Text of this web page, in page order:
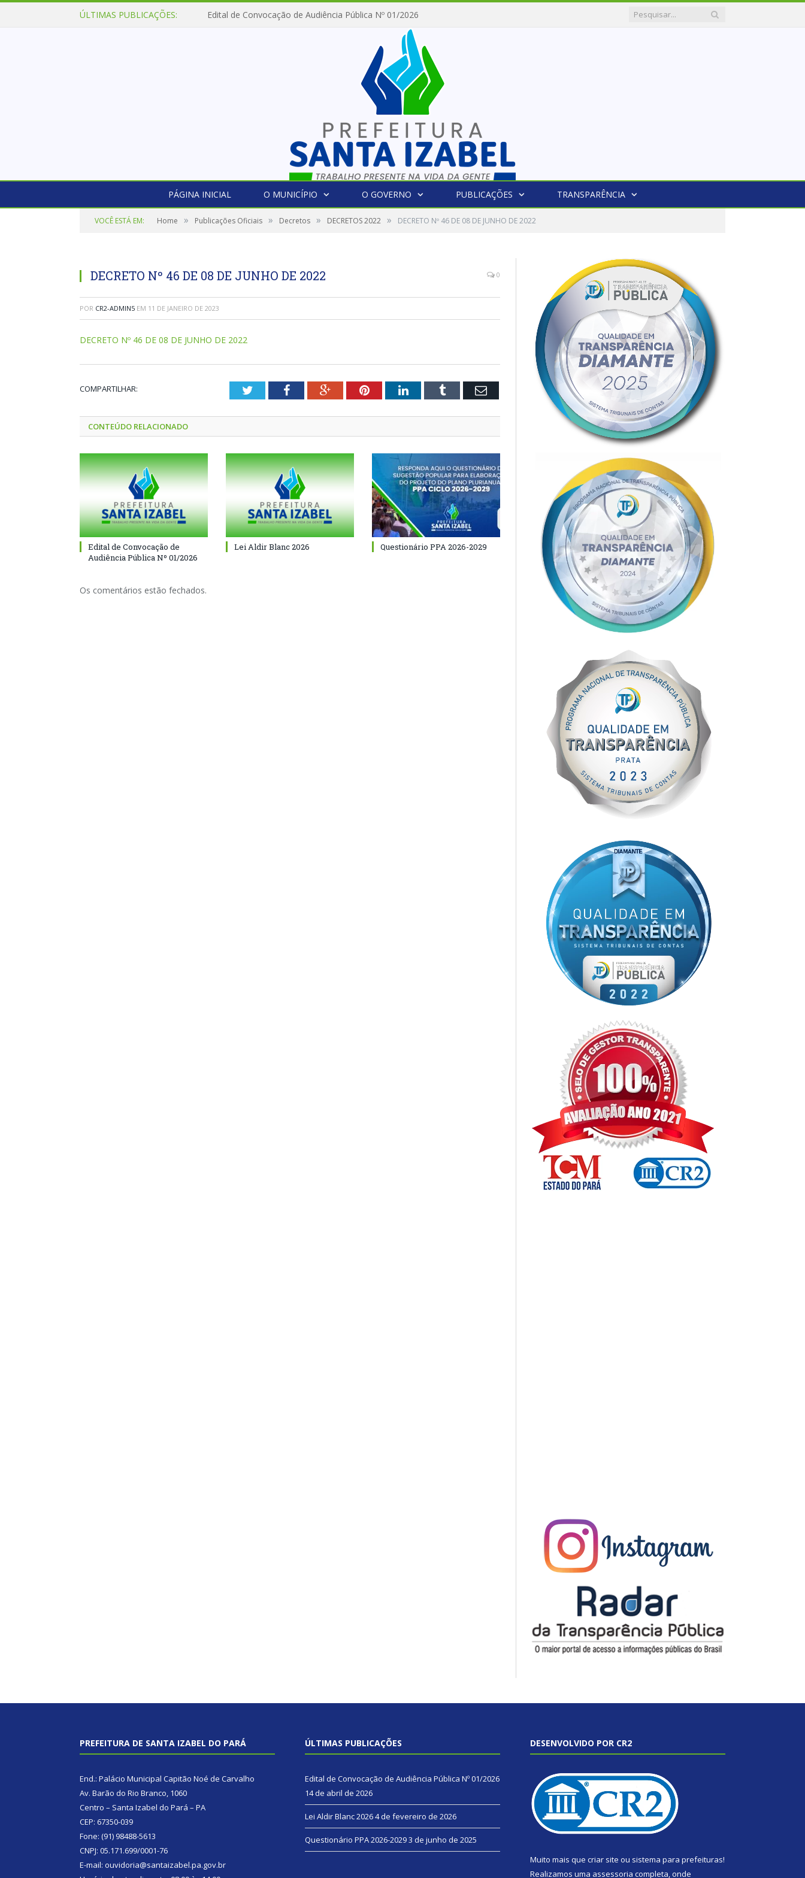
ÚLTIMAS PUBLICAÇÕES: Edital de Convocação de Audiência Pública Nº 01/2026
PÁGINA INICIAL O MUNICÍPIO O GOVERNO PUBLICAÇÕES TRANSPARÊNCIA
VOCÊ ESTÁ EM: Home » Publicações Oficiais » Decretos » DECRETOS 2022 » DECRETO Nº 46 DE 08 DE JUNHO DE 2022
DECRETO Nº 46 DE 08 DE JUNHO DE 2022 0
POR CR2-ADMIN5 EM 11 DE JANEIRO DE 2023
DECRETO Nº 46 DE 08 DE JUNHO DE 2022
COMPARTILHAR: TwitterFacebookGoogle+PinterestLinkedInTumblr Email
CONTEÚDO RELACIONADO
Edital de Convocação de
Audiência Pública Nº 01/2026
Lei Aldir Blanc 2026 Questionário PPA 2026-2029
Os comentários estão fechados.
PREFEITURA DE SANTA IZABEL DO PARÁ
End.: Palácio Municipal Capitão Noé de Carvalho
Av. Barão do Rio Branco, 1060
Centro – Santa Izabel do Pará – PA
CEP: 67350-039
Fone: (91) 98488-5613
CNPJ: 05.171.699/0001-76
E-mail: ouvidoria@santaizabel.pa.gov.br
ÚLTIMAS PUBLICAÇÕES
Edital de Convocação de Audiência Pública Nº 01/2026
14 de abril de 2026
Lei Aldir Blanc 20264 de fevereiro de 2026
Questionário PPA 2026-20293 de junho de 2025
DESENVOLVIDO POR CR2
Muito mais que criar site ou sistema para prefeituras!
Realizamos uma assessoria completa, onde